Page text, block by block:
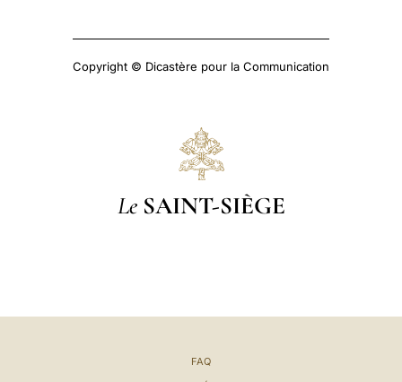
Copyright © Dicastère pour la Communication
Le SAINT-SIÈGE
FAQ